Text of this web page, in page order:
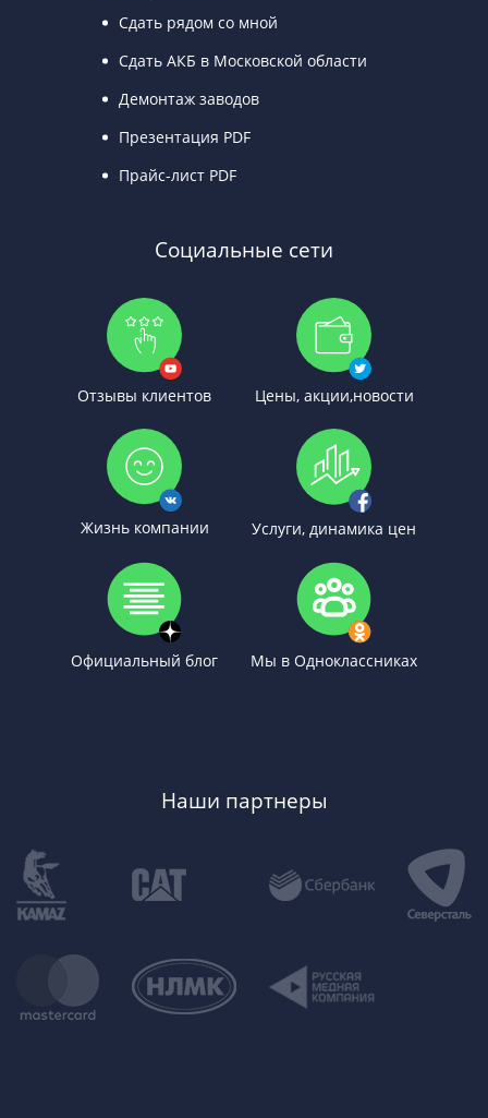
Сдать рядом со мной
Сдать АКБ в Московской области
Демонтаж заводов
Презентация PDF
Прайс-лист PDF
Социальные сети
Отзывы клиентов Цены, акции,новости
Жизнь компании Услуги, динамика цен
Официальный блог Мы в Одноклассниках
Наши партнеры